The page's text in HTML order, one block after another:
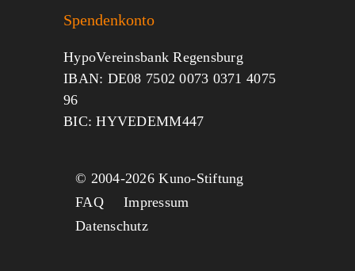
Spendenkonto
HypoVereinsbank Regensburg
IBAN: DE08 7502 0073 0371 4075
96
BIC: HYVEDEMM447
© 2004-2026 Kuno-Stiftung
FAQ
Impressum
Datenschutz